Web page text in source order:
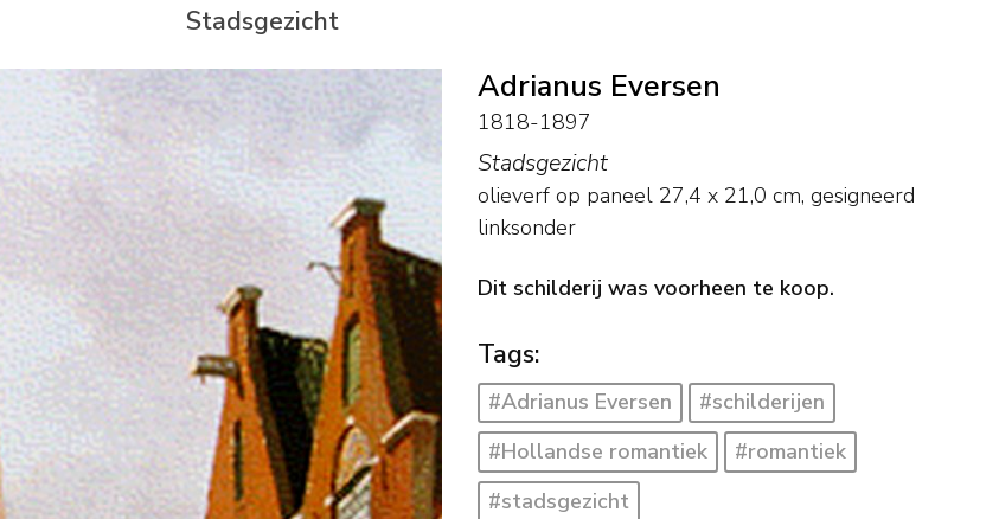
Stadsgezicht
Adrianus Eversen
1818-1897
Stadsgezicht
olieverf op paneel 27,4 x 21,0 cm, gesigneerd
linksonder
Dit schilderij was voorheen te koop.
Tags:
#Adrianus Eversen
#schilderijen
#Hollandse romantiek
#romantiek
#stadsgezicht